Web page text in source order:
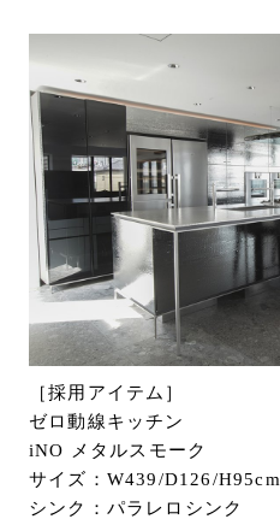
［採用アイテム］
ゼロ動線キッチン
iNO メタルスモーク
サイズ：W439/D126/H95cm
シンク：パラレロシンク